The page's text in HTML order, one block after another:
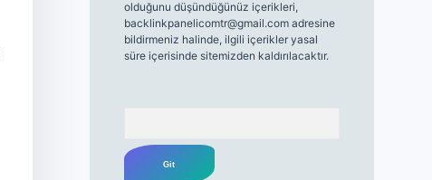
olduğunu düşündüğünüz içerikleri,
backlinkpanelicomtr@gmail.comadresine
bildirmeniz halinde, ilgili içerikler yasal
süre içerisinde sitemizden kaldırılacaktır.